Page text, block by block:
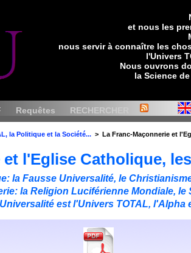
et nous les
nous servir à connaître les
l'Univers
Nous ouvrons
la Science
Requêtes RECHERCHER
la Politique et la Société... > La Franc-Maçonnerie et
l'Eglise Catholique,
la Fausse Universalité, le
la Religion Luciférienne Mondiale, le
est l'Univers TOTAL, l'Alpha